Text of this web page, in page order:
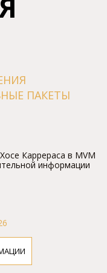
ПАКЕТЫ
Каррераса в MVM
информации